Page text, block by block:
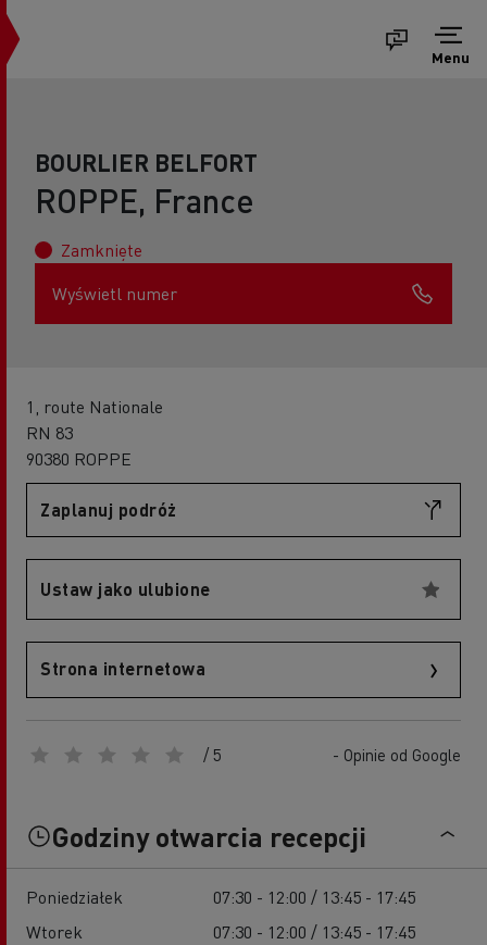
Menu
BOURLIER BELFORT
ROPPE, France
Zamknięte
Wyświetl numer
1, route Nationale
RN 83
90380 ROPPE
Zaplanuj podróż
Ustaw jako ulubione
Strona internetowa
/ 5 - Opinie od Google
Godziny otwarcia recepcji
Poniedziałek
07:30 - 12:00 / 13:45 - 17:45
Wtorek
07:30 - 12:00 / 13:45 - 17:45